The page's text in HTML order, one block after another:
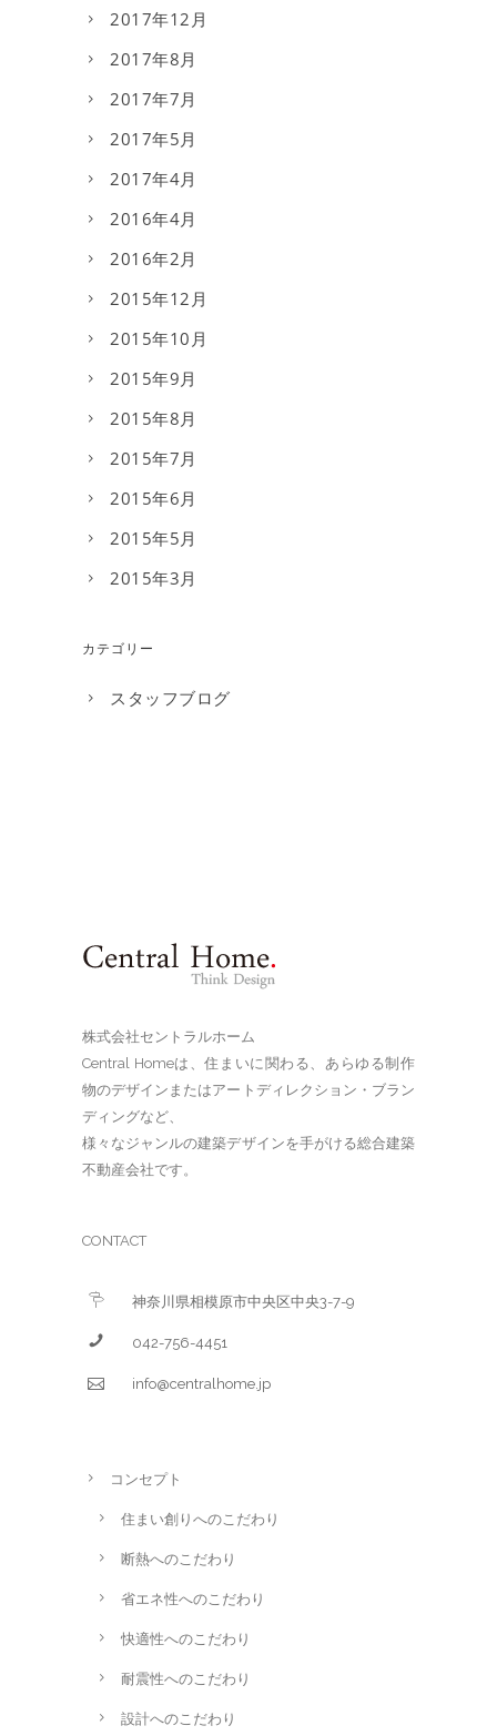
2017年12月
2017年8月
2017年7月
2017年5月
2017年4月
2016年4月
2016年2月
2015年12月
2015年10月
2015年9月
2015年8月
2015年7月
2015年6月
2015年5月
2015年3月
カテゴリー
スタッフブログ
株式会社セントラルホーム
Central Homeは、住まいに関わる、あらゆる制作
物のデザインまたはアートディレクション・ブラン
ディングなど、
様々なジャンルの建築デザインを手がける総合建築
不動産会社です。
CONTACT
神奈川県相模原市中央区中央3-7-9
042-756-4451
info@centralhome.jp
コンセプト
住まい創りへのこだわり
断熱へのこだわり
省エネ性へのこだわり
快適性へのこだわり
耐震性へのこだわり
設計へのこだわり